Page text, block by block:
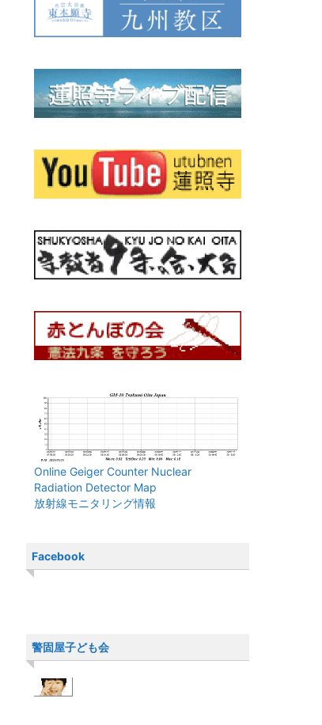
Online Geiger Counter Nuclear
Radiation Detector Map
放射線モニタリング情報
Facebook
警固屋子ども会